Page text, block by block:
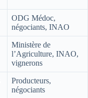
ODG Médoc,
négociants, INAO
Ministère de
l’Agriculture, INAO,
vignerons
Producteurs,
négociants